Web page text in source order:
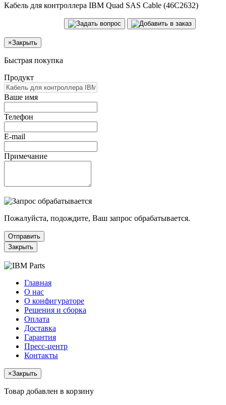
Кабель для контроллера IBM Quad SAS Cable (46C2632)
×Закрыть
Быстрая покупка
Продукт
Ваше имя
Телефон
E-mail
Примечание
Пожалуйста, подождите, Ваш запрос обрабатывается.
Отправить
Закрыть
Главная
О нас
О конфигураторе
Решения и сборка
Оплата
Доставка
Гарантия
Пресс-центр
Контакты
×Закрыть
Товар добавлен в корзину